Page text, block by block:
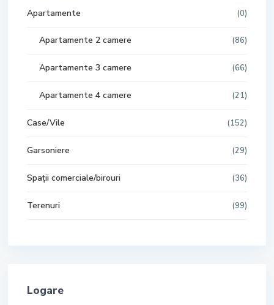
Apartamente (0)
Apartamente 2 camere (86)
Apartamente 3 camere (66)
Apartamente 4 camere (21)
Case/Vile (152)
Garsoniere (29)
Spații comerciale/birouri (36)
Terenuri (99)
Logare